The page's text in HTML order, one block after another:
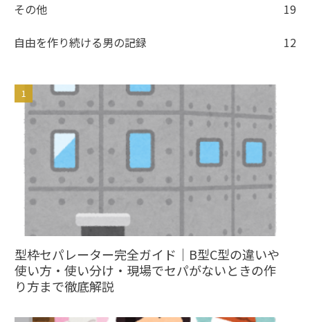
その他
19
自由を作り続ける男の記録
12
型枠セパレーター完全ガイド｜B型C型の違いや
使い方・使い分け・現場でセパがないときの作
り方まで徹底解説